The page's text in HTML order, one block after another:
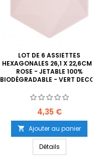
LOT DE 6 ASSIETTES
HEXAGONALES 26,1 X 22,6CM -
ROSE - JETABLE 100%
BIODÉGRADABLE - VERT DECOR
Prix
4,35 €
 Ajouter au panier
Détails